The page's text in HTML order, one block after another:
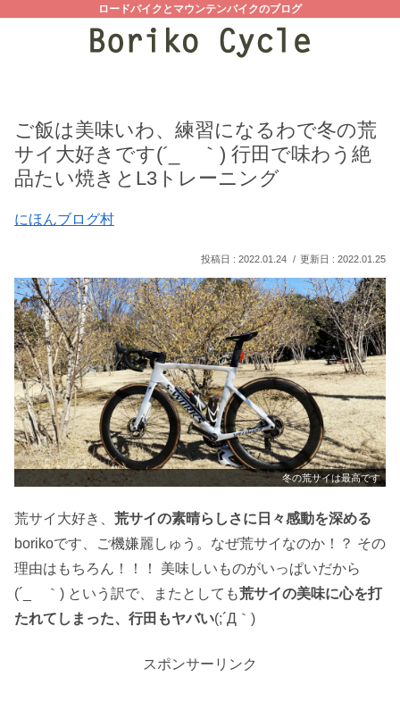
ロードバイクとマウンテンバイクのブログ
ご飯は美味いわ、練習になるわで冬の荒
サイ大好きです(´_ゝ｀) 行田で味わう絶
品たい焼きとL3トレーニング
にほんブログ村
2022.01.24 2022.01.25
冬の荒サイは最高です
荒サイ大好き、 荒サイの素晴らしさに日々感動を深める
borikoです、ご機嫌麗しゅう。なぜ荒サイなのか！？ その
理由はもちろん！！！ 美味しいものがいっぱいだから
(´_ゝ｀) という訳で、またとしても荒サイの美味に心を打
たれてしまった、行田もヤバい(;´Д｀)
スポンサーリンク